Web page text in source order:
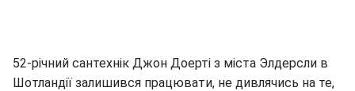
52-річний сантехнік Джон Доерті з міста Элдерсли в
Шотландії залишився працювати, не дивлячись на те,